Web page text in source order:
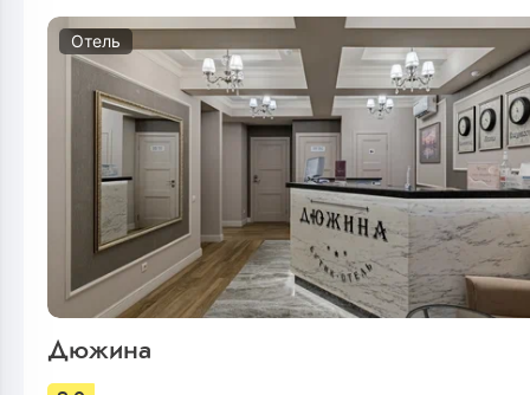
Отель
Дюжина